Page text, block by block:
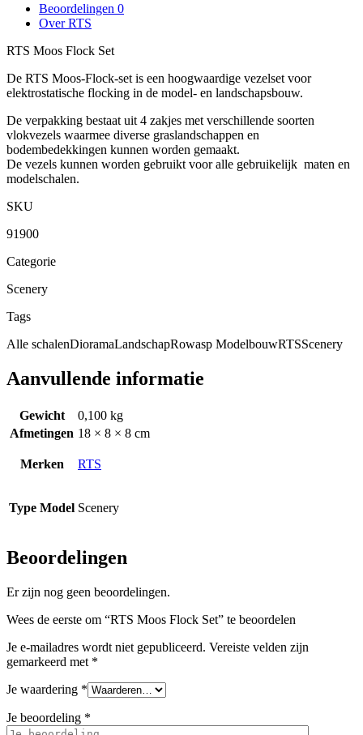
Beoordelingen 0
Over RTS
RTS Moos Flock Set
De RTS Moos-Flock-set is een hoogwaardige vezelset voor
elektrostatische flocking in de model- en landschapsbouw.
De verpakking bestaat uit 4 zakjes met verschillende soorten
vlokvezels waarmee diverse graslandschappen en
bodembedekkingen kunnen worden gemaakt.
De vezels kunnen worden gebruikt voor alle gebruikelijk maten en
modelschalen.
SKU
91900
Categorie
Scenery
Tags
Alle schalenDioramaLandschapRowasp ModelbouwRTSScenery
Aanvullende informatie
Gewicht
0,100 kg
Afmetingen 18 × 8 × 8 cm
Merken RTS
Type Model Scenery
Beoordelingen
Er zijn nog geen beoordelingen.
Wees de eerste om “RTS Moos Flock Set” te beoordelen
Je e-mailadres wordt niet gepubliceerd. Vereiste velden zijn
gemarkeerd met *
Je waardering *
Je beoordeling *